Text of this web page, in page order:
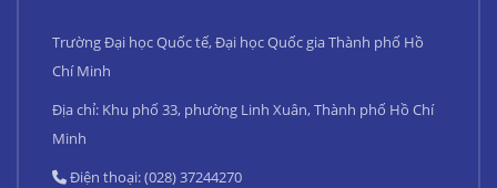
Trường Đại học Quốc tế, Đại học Quốc gia Thành phố Hồ
Chí Minh
Địa chỉ: Khu phố 33, phường Linh Xuân, Thành phố Hồ Chí
Minh
Điện thoại: (028) 37244270